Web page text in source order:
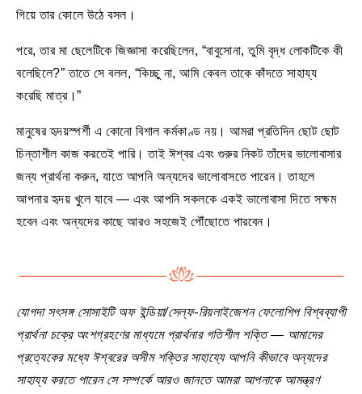
গিয়ে তার কোলে উঠে বসল।
পরে, তার মা ছেলেটিকে জিজ্ঞাসা করেছিলেন, “বাবুসোনা, তুমি বৃদ্ধ লোকটিকে কী
বলেছিলে?” তাতে সে বলল, “কিচ্ছু না, আমি কেবল তাকে কাঁদতে সাহায্য
করেছি মাত্র।”
মানুষের হৃদয়স্পর্শী এ কোনো বিশাল কর্মকাণ্ড নয়। আমরা প্রতিদিন ছোট ছোট
চিন্তাশীল কাজ করতেই পারি। তাই ঈশ্বর এবং গুরুর নিকট তাঁদের ভালোবাসার
জন্য প্রার্থনা করুন, যাতে আপনি অন্যদের ভালোবাসতে পারেন। তাহলে
আপনার হৃদয় খুলে যাবে — এবং আপনি সকলকে একই ভালোবাসা দিতে সক্ষম
হবেন এবং অন্যদের কাছে আরও সহজেই পৌঁছোতে পারবেন।
যোগদা সৎসঙ্গ সোসাইটি অফ ইন্ডিয়া/সেল্ফ-রিয়লাইজেশন ফেলোশিপ বিশ্বব্যাপী
প্রার্থনা চক্রে অংশগ্রহণের মাধ্যমে প্রার্থনার গতিশীল শক্তি — আমাদের
প্রত্যেকের মধ্যে ঈশ্বরের অসীম শক্তির সাহায্যে আপনি কীভাবে অন্যদের
সাহায্য করতে পারেন সে সম্পর্কে আরও জানতে আমরা আপনাকে আমন্ত্রণ